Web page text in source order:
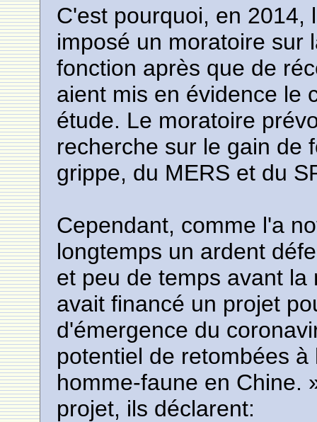
C'est pourquoi, en 2014,
imposé un moratoire sur
fonction après que de
aient mis en évidence le
étude. Le moratoire
recherche sur le gain de
grippe, du MERS et du
Cependant, comme l'a
longtemps un ardent
et peu de temps avant
avait financé un projet
d'émergence du
potentiel de retombées
homme-faune en Chine.
projet, ils déclarent: